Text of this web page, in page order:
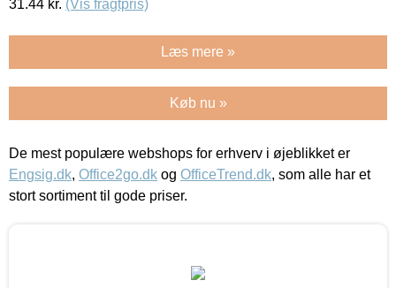
31.44 kr. (Vis fragtpris)
Læs mere »
Køb nu »
De mest populære webshops for erhverv i øjeblikket er
Engsig.dk, Office2go.dk og OfficeTrend.dk, som alle har et
stort sortiment til gode priser.